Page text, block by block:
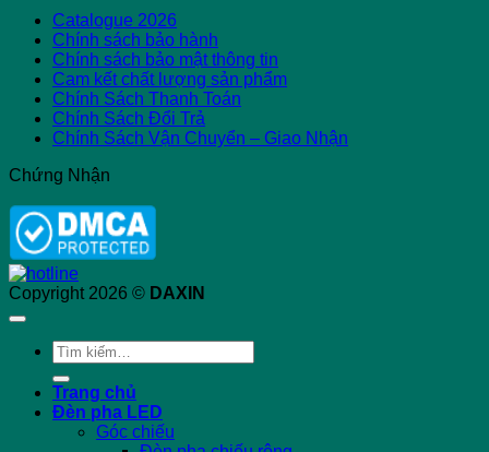
Catalogue 2026
Chính sách bảo hành
Chính sách bảo mật thông tin
Cam kết chất lượng sản phẩm
Chính Sách Thanh Toán
Chính Sách Đổi Trả
Chính Sách Vận Chuyển – Giao Nhận
Chứng Nhận
Copyright 2026 © DAXIN
Tìm
kiếm:
Trang chủ
Đèn pha LED
Góc chiếu